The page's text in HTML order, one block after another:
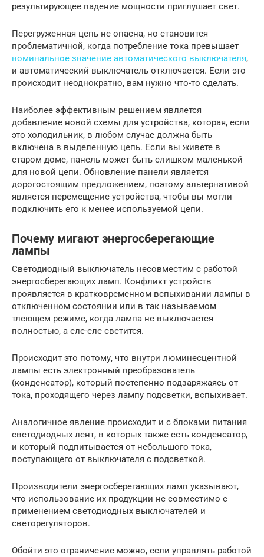
результирующее падение мощности приглушает свет.
Перегруженная цепь не опасна, но становится
проблематичной, когда потребление тока превышает
номинальное значение автоматического выключателя,
и автоматический выключатель отключается. Если это
происходит неоднократно, вам нужно что-то сделать.
Наиболее эффективным решением является
добавление новой схемы для устройства, которая, если
это холодильник, в любом случае должна быть
включена в выделенную цепь. Если вы живете в
старом доме, панель может быть слишком маленькой
для новой цепи. Обновление панели является
дорогостоящим предложением, поэтому альтернативой
является перемещение устройства, чтобы вы могли
подключить его к менее используемой цепи.
Почему мигают энергосберегающие
лампы
Светодиодный выключатель несовместим с работой
энергосберегающих ламп. Конфликт устройств
проявляется в кратковременном вспыхивании лампы в
отключенном состоянии или в так называемом
тлеющем режиме, когда лампа не выключается
полностью, а еле-еле светится.
Происходит это потому, что внутри люминесцентной
лампы есть электронный преобразователь
(конденсатор), который постепенно подзаряжаясь от
тока, проходящего через лампу подсветки, вспыхивает.
Аналогичное явление происходит и с блоками питания
светодиодных лент, в которых также есть конденсатор,
и который подпитывается от небольшого тока,
поступающего от выключателя с подсветкой.
Производители энергосберегающих ламп указывают,
что использование их продукции не совместимо с
применением светодиодных выключателей и
светорегуляторов.
Обойти это ограничение можно, если управлять работой